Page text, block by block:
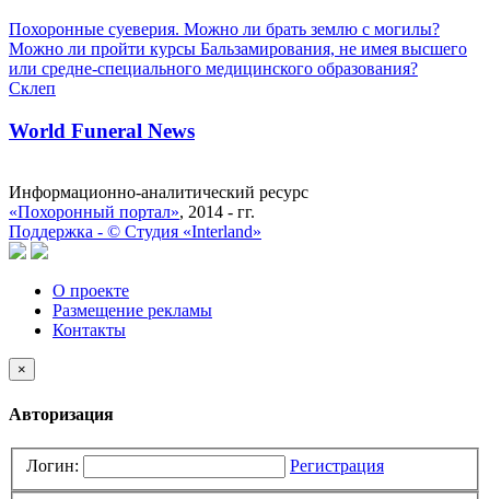
Похоронные суеверия. Можно ли брать землю с могилы?
Можно ли пройти курсы Бальзамирования, не имея высшего
или средне-специального медицинского образования?
Склеп
World Funeral News
Информационно-аналитический ресурс
«Похоронный портал», 2014 - гг.
Поддержка - © Cтудия «Interland»
О проекте
Размещение рекламы
Контакты
×
Авторизация
Логин: Регистрация